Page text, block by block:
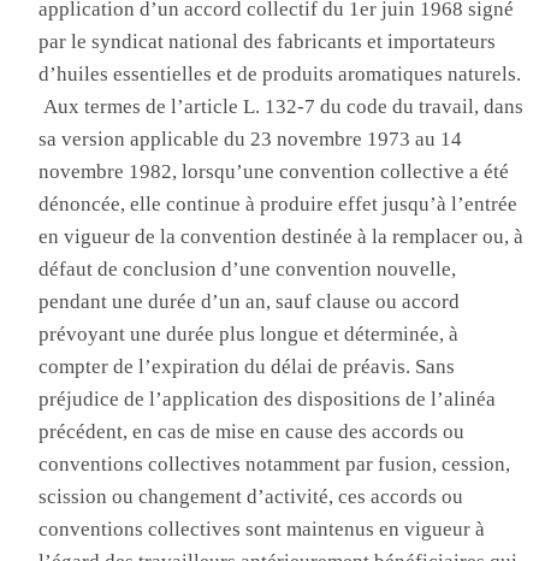
application d’un accord collectif du 1er juin 1968 signé
par le syndicat national des fabricants et importateurs
d’huiles essentielles et de produits aromatiques naturels.
Aux termes del’article L. 132-7 du code du travail,dans
sa version applicable du 23 novembre 1973 au 14
novembre 1982, lorsqu’une convention collective a été
dénoncée, elle continue à produire effet jusqu’à l’entrée
en vigueur de la convention destinée à la remplacer ou, à
défaut de conclusion d’une convention nouvelle,
pendant une durée d’un an, sauf clause ou accord
prévoyant une durée plus longue et déterminée, à
compter de l’expiration du délai de préavis. Sans
préjudice de l’application des dispositions de l’alinéa
précédent, en cas de mise en cause des accords ou
conventions collectives notamment par fusion, cession,
scission ou changement d’activité, ces accords ou
conventions collectives sont maintenus en vigueur à